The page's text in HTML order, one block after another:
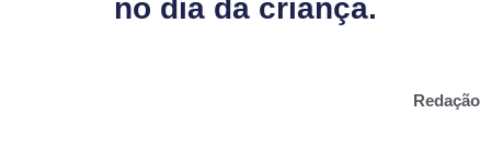
no dia da criança.
Redação